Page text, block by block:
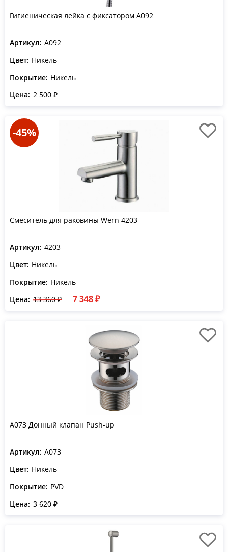
Гигиеническая лейка с фиксатором A092
Артикул: A092
Цвет: Никель
Покрытие: Никель
Цена: 2 500 ₽
-45%
Смеситель для раковины Wern 4203
Артикул: 4203
Цвет: Никель
Покрытие: Никель
Цена: 13 360 ₽ 7 348 ₽
A073 Донный клапан Push-up
Артикул: A073
Цвет: Никель
Покрытие: PVD
Цена: 3 620 ₽